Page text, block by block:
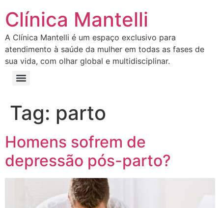
Clínica Mantelli
A Clínica Mantelli é um espaço exclusivo para
atendimento à saúde da mulher em todas as fases de
sua vida, com olhar global e multidisciplinar.
Tag: parto
Homens sofrem de
depressão pós-parto?